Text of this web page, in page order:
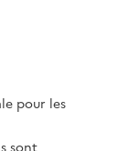
pour les